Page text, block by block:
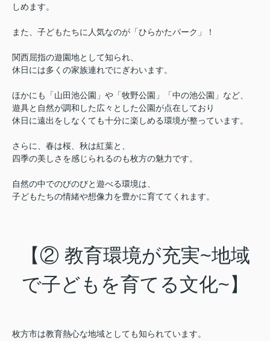
しめます。
また、子どもたちに人気なのが「ひらかたパーク」！
関西屈指の遊園地として知られ、
休日には多くの家族連れでにぎわいます。
ほかにも「山田池公園」や「牧野公園」「中の池公園」など、
遊具と自然が調和した広々とした公園が点在しており
休日に遠出をしなくても十分に楽しめる環境が整っています。
さらに、春は桜、秋は紅葉と、
四季の美しさを感じられるのも枚方の魅力です。
自然の中でのびのびと遊べる環境は、
子どもたちの情緒や想像力を豊かに育ててくれます。
【② 教育環境が充実~地域
で子どもを育てる文化~】
枚方市は教育熱心な地域としても知られています。